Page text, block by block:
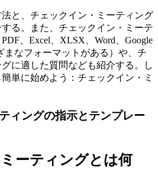
と、チェックイン・ミーティング
る。また、チェックイン・ミーテ
、Excel、XLSX、Word、Google
まなフォーマットがある）や、チ
に適した質問なども紹介する。し
単に始めよう：チェックイン・ミ
ィングの指示とテンプレー
ーティングとは何